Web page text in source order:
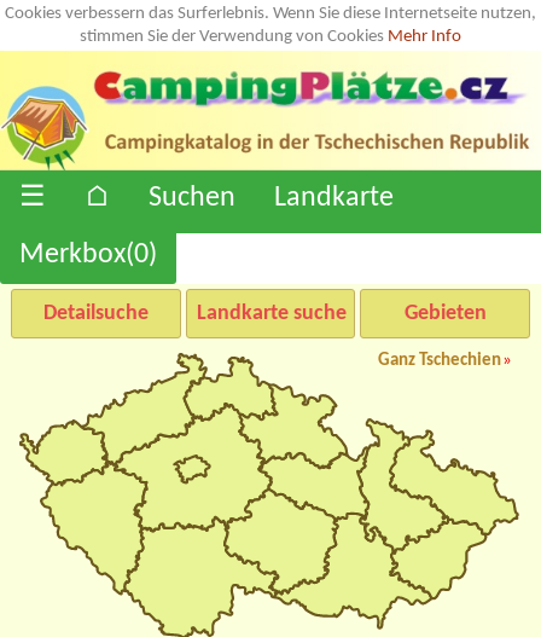
Cookies verbessern das Surferlebnis. Wenn Sie diese Internetseite nutzen,
stimmen Sie der Verwendung von Cookies Mehr Info
☰ ⌂ Suchen
Landkarte
Merkbox(0)
Detailsuche Landkarte suche Gebieten
Ganz Tschechien»